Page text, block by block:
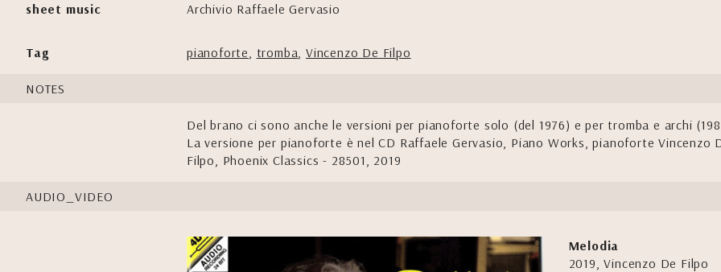
sheet music Archivio Raffaele Gervasio
Tag pianoforte, tromba,Vincenzo De Filpo
NOTES
Del brano ci sono anche le versioni per pianoforte solo (del 1976) e per tromba e archi
La versione per pianoforte è nel CD Raffaele Gervasio, Piano Works, pianoforte Vincenzo
Filpo, Phoenix Classics - 28501, 2019
AUDIO_VIDEO
Melodia
2019, Vincenzo De Filpo